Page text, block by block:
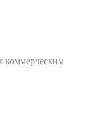
коммерческим